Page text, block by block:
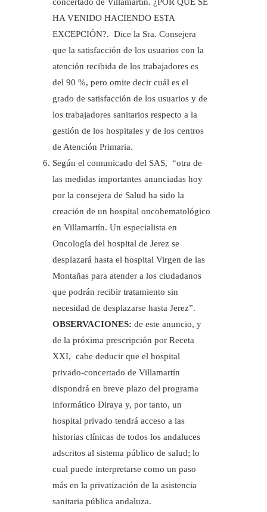
concertado de Villamartín. ¿POR QUÉ SE
HA VENIDO HACIENDO ESTA
EXCEPCIÓN?. Dice la Sra. Consejera
que la satisfacción de los usuarios con la
atención recibida de los trabajadores es
del 90 %, pero omite decir cuál es el
grado de satisfacción de los usuarios y de
los trabajadores sanitarios respecto a la
gestión de los hospitales y de los centros
de Atención Primaria.
Según el comunicado del SAS, “otra de
las medidas importantes anunciadas hoy
por la consejera de Salud ha sido la
creación de un hospital oncohematológico
en Villamartín. Un especialista en
Oncología del hospital de Jerez se
desplazará hasta el hospital Virgen de las
Montañas para atender a los ciudadanos
que podrán recibir tratamiento sin
necesidad de desplazarse hasta Jerez”.
OBSERVACIONES: de este anuncio, y
de la próxima prescripción por Receta
XXI, cabe deducir que el hospital
privado-concertado de Villamartín
dispondrá en breve plazo del programa
informático Diraya y, por tanto, un
hospital privado tendrá acceso a las
historias clínicas de todos los andaluces
adscritos al sistema público de salud; lo
cual puede interpretarse como un paso
más en la privatización de la asistencia
sanitaria pública andaluza.